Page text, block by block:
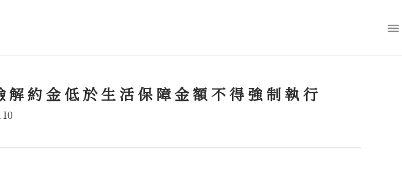
約金低於生活保障金額不得強制執行